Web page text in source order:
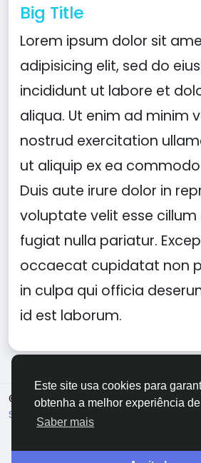
Este site usa cookies para
obtenha a melhor experiência
Saber mais
Big Title
Lorem ipsum dolor sit
adipisicing elit, sed do
incididunt ut labore et
aliqua. Ut enim ad minim
nostrud exercitation
ut aliquip ex ea
Duis aute irure dolor in
voluptate velit esse cillum
fugiat nulla pariatur.
occaecat cupidatat non
in culpa qui officia
id est laborum.
© 2026 Evangetic HUB
Sobre Termos